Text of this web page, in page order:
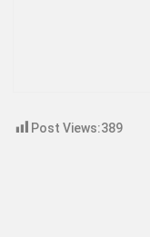
Post Views:389